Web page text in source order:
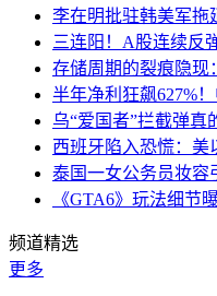
李在明批驻韩美军拖
三连阳！A股连续反
存储周期的裂痕隐现
半年净利狂飙627%
乌“爱国者”拦截弹真
西班牙陷入恐慌：美
泰国一女公务员妆容
《GTA6》玩法细节
频道精选
更多